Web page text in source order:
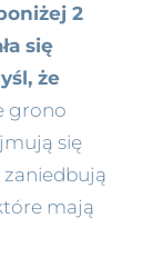
2
się
że
grono
się
zaniedbują
mają